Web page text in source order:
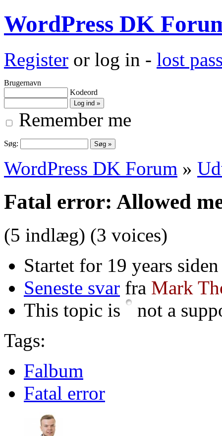
WordPress DK
Register or log in - lost
Brugernavn
Kodeord
Remember me
Søg:
WordPress DK Forum »
Fatal error: Allowed
(5 indlæg) (3 voices)
Startet for 19 years
Seneste svar fra Mark
This topic is
not a
Tags:
Falbum
Fatal error